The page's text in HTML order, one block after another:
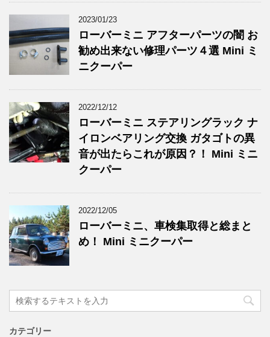
2023/01/23
ローバーミニ アフターパーツの闇 お
勧め出来ない修理パーツ４選 Mini ミ
ニクーパー
2022/12/12
ローバーミニ ステアリングラック ナ
イロンベアリング交換 ガタゴトの異
音が出たらこれが原因？！ Mini ミニ
クーパー
2022/12/05
ローバーミニ、車検集取得と総まと
め！ Mini ミニクーパー
カテゴリー